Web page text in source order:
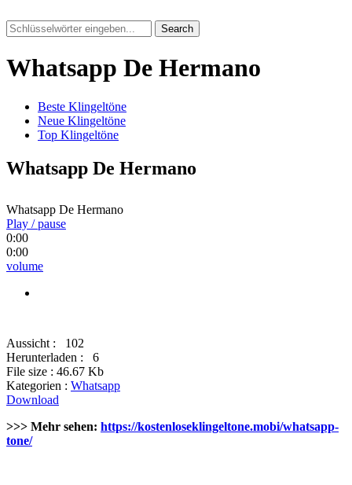
Search
Whatsapp De Hermano
Beste Klingeltöne
Neue Klingeltöne
Top Klingeltöne
Whatsapp De Hermano
Whatsapp De Hermano
Play / pause
0:00
0:00
volume
Aussicht :
102
Herunterladen :
6
File size : 46.67 Kb
Kategorien : Whatsapp
Download
>>> Mehr sehen: https://kostenloseklingeltone.mobi/whatsapp-
tone/